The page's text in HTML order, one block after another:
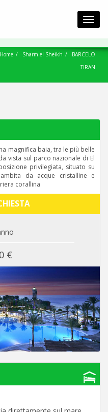
Home Sharm el Sheikh
BARCELO
TIRAN
magnifica baia, tra le più belle
vista sul parco nazionale di El
privilegiata, situato su
da acque cristalline e
corallina
€